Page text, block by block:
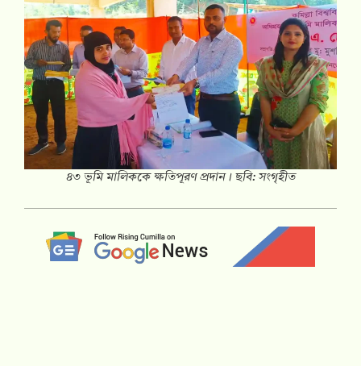
৪৩ ভূমি মালিককে ক্ষতিপূরণ প্রদান। ছবি: সংগৃহীত